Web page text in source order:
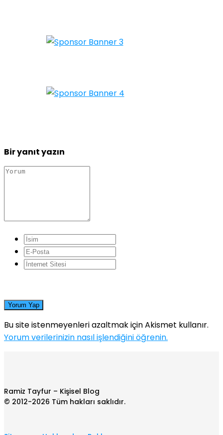
Bir yanıt yazın
Yorum Yap
Bu site istenmeyenleri azaltmak için Akismet kullanır.
Yorum verilerinizin nasıl işlendiğini öğrenin.
Ramiz Tayfur – Kişisel Blog
© 2012-2026 Tüm hakları saklıdır.